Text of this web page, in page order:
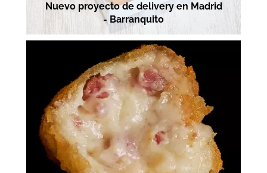
Nuevo proyecto de delivery en Madrid
- Barranquito